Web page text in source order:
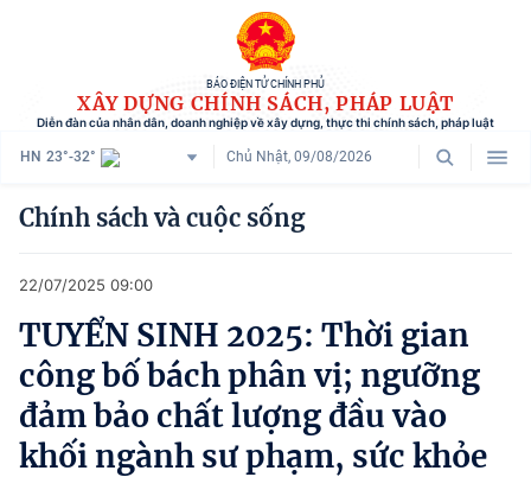
BÁO ĐIỆN TỬ CHÍNH PHỦ
XÂY DỰNG CHÍNH SÁCH, PHÁP LUẬT
Diễn đàn của nhân dân, doanh nghiệp về xây dựng, thực thi chính sách, pháp luật
HN 23°-32° Chủ Nhật, 09/08/2026
Danh mục
Tham vấn chính sách
Người dân góp ý
Doanh nghiệp hiến kế
Chính sách và cuộc sống
22/07/2025 09:00
TUYỂN SINH 2025: Thời gian
công bố bách phân vị; ngưỡng
đảm bảo chất lượng đầu vào
khối ngành sư phạm, sức khỏe